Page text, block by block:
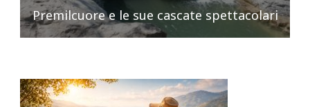
Premilcuore e le sue cascate spettacolari